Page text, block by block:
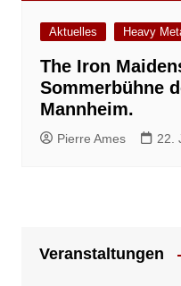
Aktuelles Heavy
The Iron
Sommerbühne
Mannheim.
Pierre Ames 22.
Veranstaltungen